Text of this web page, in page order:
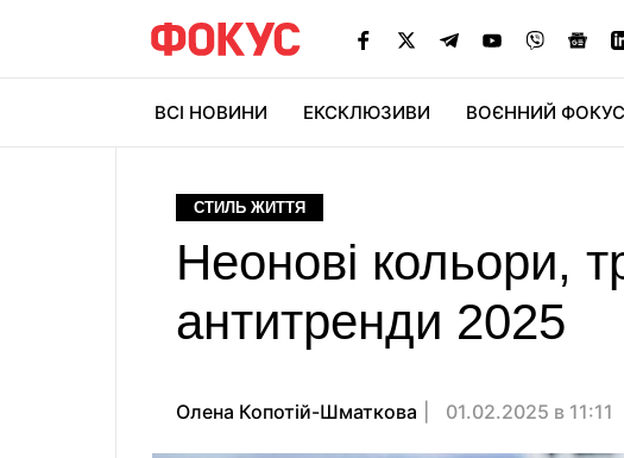
ВСІ НОВИНИ ЕКСКЛЮЗИВИ ВОЄННИЙ ФОКУС
СТИЛЬ ЖИТТЯ
Неонові кольори,
антитренди 2025
Олена Копотій-Шматкова 01.02.2025 в 11:11